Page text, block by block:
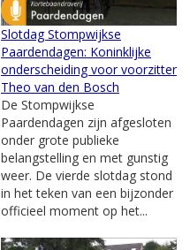
Slotdag Stompwijkse
Paardendagen: Koninklijke
onderscheiding voor voorzitter
Theo van den Bosch
De Stompwijkse
Paardendagen zijn afgesloten
onder grote publieke
belangstelling en met gunstig
weer. De vierde slotdag stond
in het teken van een bijzonder
officieel moment op het...